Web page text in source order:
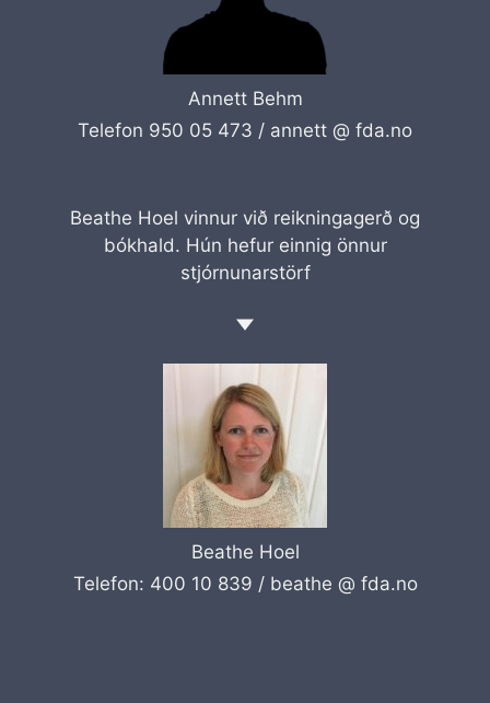
Annett Behm
Telefon 950 05 473 / annett @ fda.no
Beathe Hoel vinnur við reikningagerð og
bókhald. Hún hefur einnig önnur
stjórnunarstörf
Beathe Hoel
Telefon: 400 10 839 / beathe @ fda.no